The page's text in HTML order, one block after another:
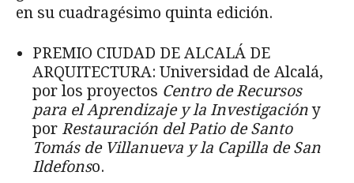
en su cuadragésimo quinta edición.
PREMIO CIUDAD DE ALCALÁ DE
ARQUITECTURA: Universidad de Alcalá,
por los proyectos Centro de Recursos
para el Aprendizaje y la Investigacióny
por Restauración del Patio de Santo
Tomás de Villanueva y la Capilla de San
Ildefonso.